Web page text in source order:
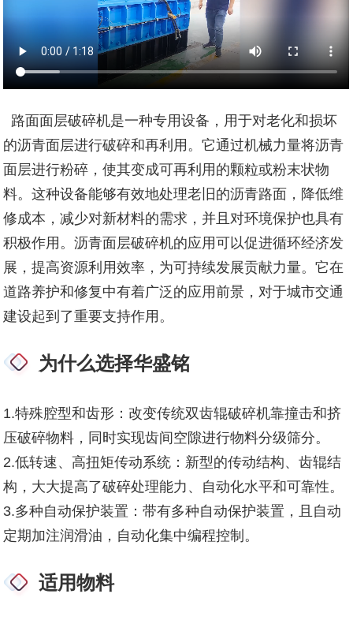
路面面层破碎机是一种专用设备，用于对老化和损坏
的沥青面层进行破碎和再利用。它通过机械力量将沥青
面层进行粉碎，使其变成可再利用的颗粒或粉末状物
料。这种设备能够有效地处理老旧的沥青路面，降低维
修成本，减少对新材料的需求，并且对环境保护也具有
积极作用。沥青面层破碎机的应用可以促进循环经济发
展，提高资源利用效率，为可持续发展贡献力量。它在
道路养护和修复中有着广泛的应用前景，对于城市交通
建设起到了重要支持作用。
为什么选择华盛铭
1.特殊腔型和齿形：改变传统双齿辊破碎机靠撞击和挤
压破碎物料，同时实现齿间空隙进行物料分级筛分。
2.低转速、高扭矩传动系统：新型的传动结构、齿辊结
构，大大提高了破碎处理能力、自动化水平和可靠性。
3.多种自动保护装置：带有多种自动保护装置，且自动
定期加注润滑油，自动化集中编程控制。
适用物料